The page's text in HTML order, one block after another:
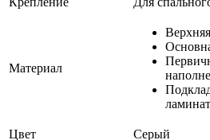
Материал
Цвет
Серый